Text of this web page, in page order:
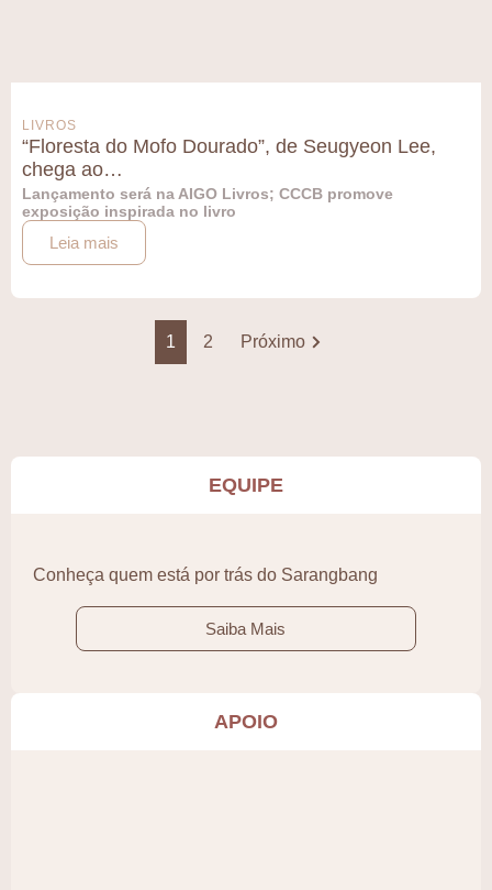
LIVROS
“Floresta do Mofo Dourado”, de Seugyeon Lee,
chega ao…
Lançamento será na AIGO Livros; CCCB promove
exposição inspirada no livro
Leia mais
1 2 Próximo
EQUIPE
Conheça quem está por trás do Sarangbang
Saiba Mais
APOIO